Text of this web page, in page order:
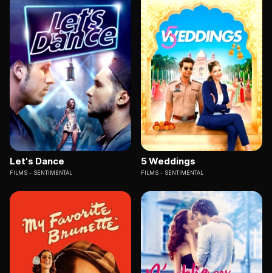
Let's Dance
FILMS SENTIMENTAL
5 Weddings
FILMS SENTIMENTAL